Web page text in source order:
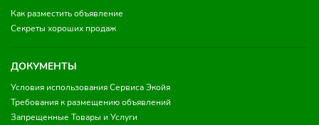
Как разместить объявление
Секреты хороших продаж
ДОКУМЕНТЫ
Условия использования Сервиса Экойя
Требования к размещению объявлений
Запрещенные Товары и Услуги